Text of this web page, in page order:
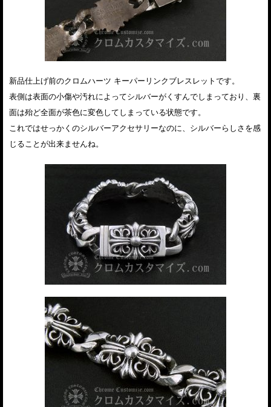
新品仕上げ前のクロムハーツ キーパーリンクブレスレットです。
表側は表面の小傷や汚れによってシルバーがくすんでしまっており、裏
面は殆ど全面が茶色に変色してしまっている状態です。
これではせっかくのシルバーアクセサリーなのに、シルバーらしさを感
じることが出来ませんね。